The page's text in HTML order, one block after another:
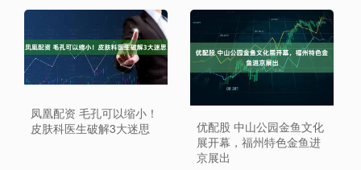
凤凰配资 毛孔可以缩小！
皮肤科医生破解3大迷思
优配股 中山公园金鱼文化
展开幕，福州特色金鱼进
京展出